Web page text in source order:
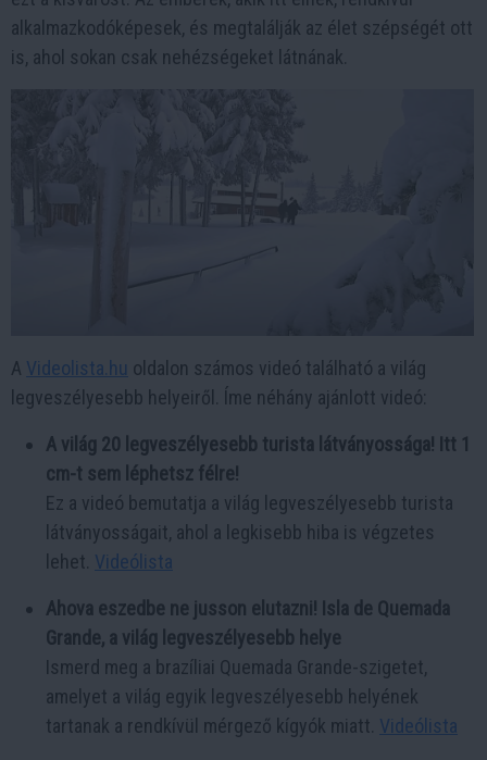
alkalmazkodóképesek, és megtalálják az élet szépségét ott
is, ahol sokan csak nehézségeket látnának.
A Videolista.hu oldalon számos videó található a világ
legveszélyesebb helyeiről. Íme néhány ajánlott videó:
A világ 20 legveszélyesebb turista látványossága! Itt 1
cm-t sem léphetsz félre!
Ez a videó bemutatja a világ legveszélyesebb turista
látványosságait, ahol a legkisebb hiba is végzetes
lehet. Videólista
Ahova eszedbe ne jusson elutazni! Isla de Quemada
Grande, a világ legveszélyesebb helye
Ismerd meg a brazíliai Quemada Grande-szigetet,
amelyet a világ egyik legveszélyesebb helyének
tartanak a rendkívül mérgező kígyók miatt. Videólista